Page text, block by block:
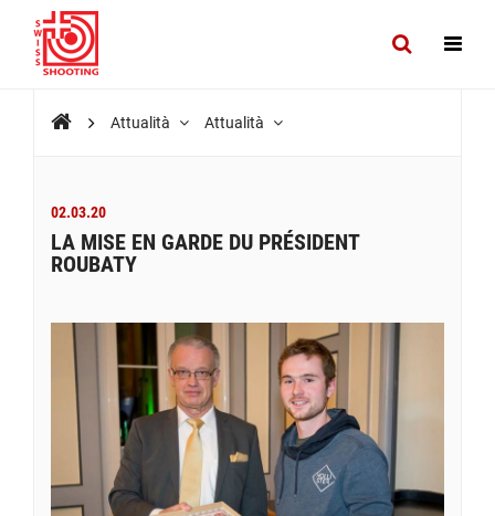
Attualità Attualità
02.03.20
LA MISE EN GARDE DU PRÉSIDENT
ROUBATY